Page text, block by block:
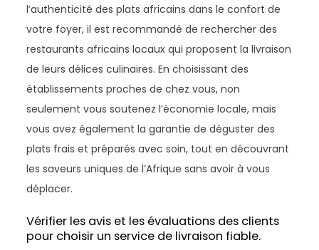
l’authenticité des plats africains dans le confort de
votre foyer, il est recommandé de rechercher des
restaurants africains locaux qui proposent la livraison
de leurs délices culinaires. En choisissant des
établissements proches de chez vous, non
seulement vous soutenez l’économie locale, mais
vous avez également la garantie de déguster des
plats frais et préparés avec soin, tout en découvrant
les saveurs uniques de l’Afrique sans avoir à vous
déplacer.
Vérifier les avis et les évaluations des clients
pour choisir un service de livraison fiable.